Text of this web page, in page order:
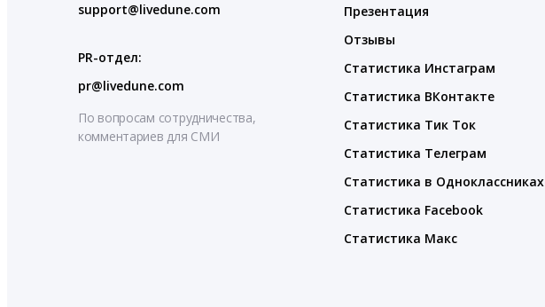
support@livedune.com
PR-отдел:
pr@livedune.com
По вопросам сотрудничества,
комментариев для СМИ
Презентация
Отзывы
Статистика Инстаграм
Статистика ВКонтакте
Статистика Тик Ток
Статистика Телеграм
Статистика в Одноклассниках
Статистика Facebook
Статистика Макс